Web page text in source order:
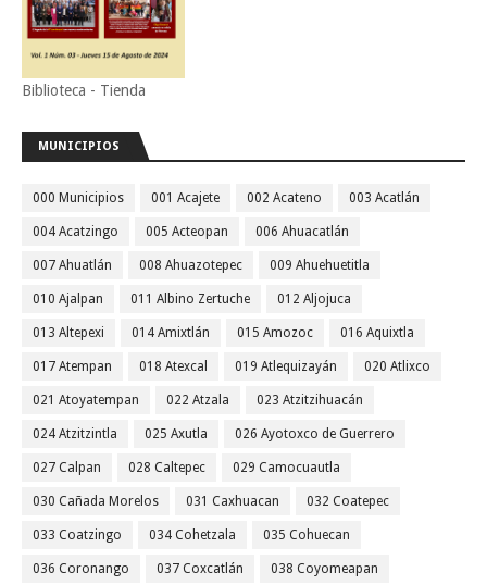
Biblioteca - Tienda
MUNICIPIOS
000 Municipios 001 Acajete 002 Acateno 003 Acatlán
004 Acatzingo 005 Acteopan 006 Ahuacatlán
007 Ahuatlán 008 Ahuazotepec 009 Ahuehuetitla
010 Ajalpan 011 Albino Zertuche 012 Aljojuca
013 Altepexi 014 Amixtlán 015 Amozoc 016 Aquixtla
017 Atempan 018 Atexcal 019 Atlequizayán 020 Atlixco
021 Atoyatempan 022 Atzala 023 Atzitzihuacán
024 Atzitzintla 025 Axutla 026 Ayotoxco de Guerrero
027 Calpan 028 Caltepec 029 Camocuautla
030 Cañada Morelos 031 Caxhuacan 032 Coatepec
033 Coatzingo 034 Cohetzala 035 Cohuecan
036 Coronango 037 Coxcatlán 038 Coyomeapan